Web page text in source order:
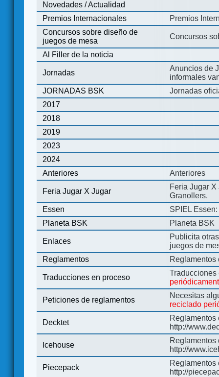
Novedades / Actualidad
Premios Internacionales
Premios
Concursos sobre diseño de
juegos de mesa
Concursos
Al Filler de la noticia
Jornadas
Anuncios de
informales
JORNADAS BSK
Jornadas
2017
2018
2019
2023
2024
Anteriores
Anteriores
Feria Jugar X Jugar
Feria Jugar
Granollers.
Essen
SPIEL
Planeta BSK
Planeta BSK
Enlaces
Publicita
juegos de
Reglamentos
Reglamentos
Traducciones en proceso
Peticiones de reglamentos
Necesitas
reciclado
Decktet
Reglamentos
http://
Icehouse
Reglamentos
http://
Piecepack
Reglamentos
http://